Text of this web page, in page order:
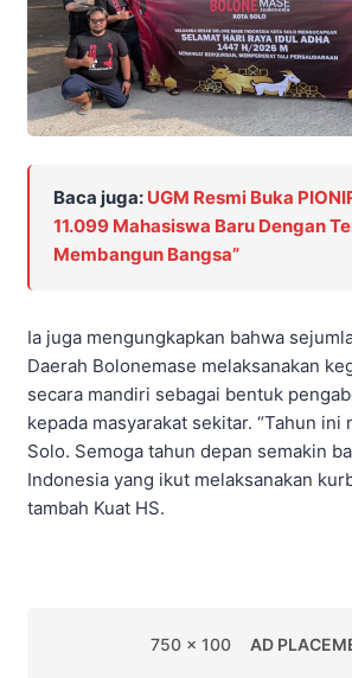
Baca juga: UGM Resmi Buka
11.099 Mahasiswa Baru Dengan
Membangun Bangsa”
Ia juga mengungkapkan bahwa
Daerah Bolonemase melaksanakan
secara mandiri sebagai bentuk
kepada masyarakat sekitar. “Tahun ini
Solo. Semoga tahun depan semakin
Indonesia yang ikut melaksanakan
tambah Kuat HS.
750 x 100 AD